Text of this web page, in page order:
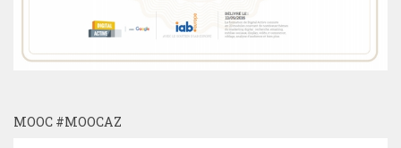
MOOC #MOOCAZ